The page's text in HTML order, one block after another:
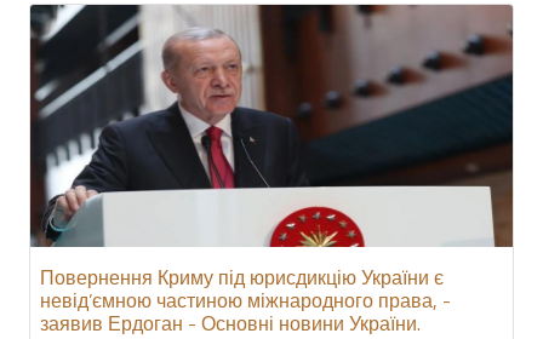
Повернення Криму під юрисдикцію України є
невід’ємною частиною міжнародного права, -
заявив Ердоган - Основні новини України.